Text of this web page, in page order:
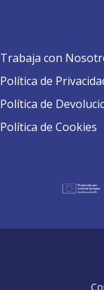
Trabaja con
Política de
Política de
Política de Cookies